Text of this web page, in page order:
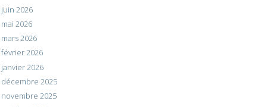
juin 2026
mai 2026
mars 2026
février 2026
janvier 2026
décembre 2025
novembre 2025